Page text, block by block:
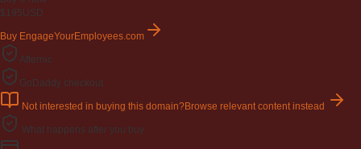
$195USD
Buy EngageYourEmployees.com
Afternic
GoDaddy checkout
Not interested in buying this domain?Browse relevant content instead
What happens after you buy